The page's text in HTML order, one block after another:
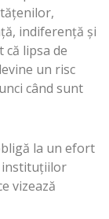
indiferenţă şi
lipsa de
un risc
când sunt
la un efort
instituţiilor
vizează